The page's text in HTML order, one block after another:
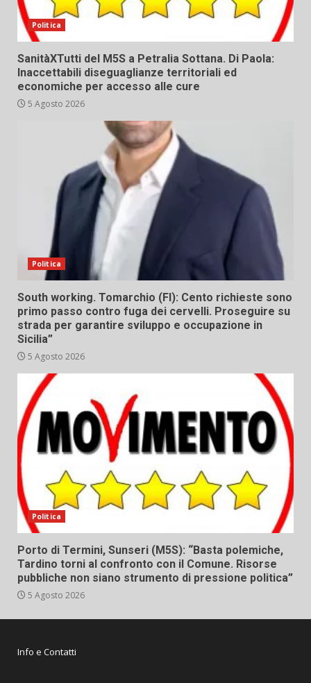
Politica
SanitàXTutti del M5S a Petralia Sottana. Di Paola:
Inaccettabili diseguaglianze territoriali ed
economiche per accesso alle cure
5 Agosto 2026
Politica
South working. Tomarchio (FI): Cento richieste sono
primo passo contro fuga dei cervelli. Proseguire su
strada per garantire sviluppo e occupazione in
Sicilia”
5 Agosto 2026
Politica
Porto di Termini, Sunseri (M5S): “Basta polemiche,
Tardino torni al confronto con il Comune. Risorse
pubbliche non siano strumento di pressione politica”
5 Agosto 2026
Info e Contatti